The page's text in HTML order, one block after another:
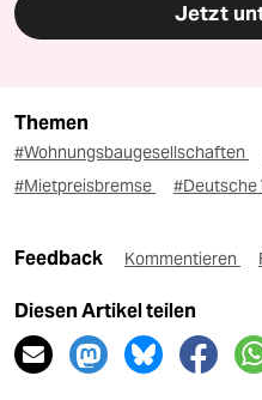
Jetzt
Themen
#Wohnungsbaugesellschaften
#Mietpreisbremse
#Deutsche
Feedback Kommentieren
Diesen Artikel teilen